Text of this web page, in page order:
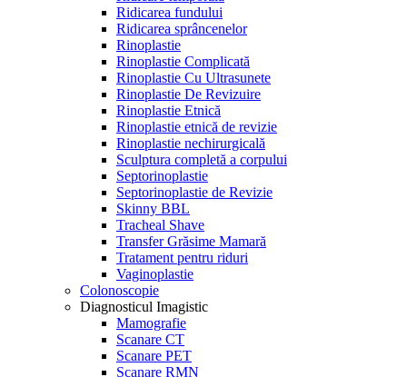
Ridicarea fundului
Ridicarea sprâncenelor
Rinoplastie
Rinoplastie Complicată
Rinoplastie Cu Ultrasunete
Rinoplastie De Revizuire
Rinoplastie Etnică
Rinoplastie etnică de revizie
Rinoplastie nechirurgicală
Sculptura completă a corpului
Septorinoplastie
Septorinoplastie de Revizie
Skinny BBL
Tracheal Shave
Transfer Grăsime Mamară
Tratament pentru riduri
Vaginoplastie
Colonoscopie
Diagnosticul Imagistic
Mamografie
Scanare CT
Scanare PET
Scanare RMN